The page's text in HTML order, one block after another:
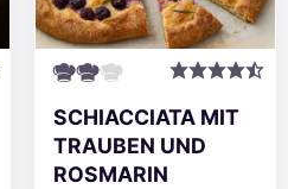
SCHIACCIATA MIT
TRAUBEN UND
ROSMARIN